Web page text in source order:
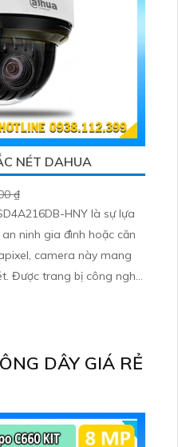
NÉT DAHUA
₫
HNY là sự lựa
ninh gia đình hoặc căn
DÂY GIÁ RẺ